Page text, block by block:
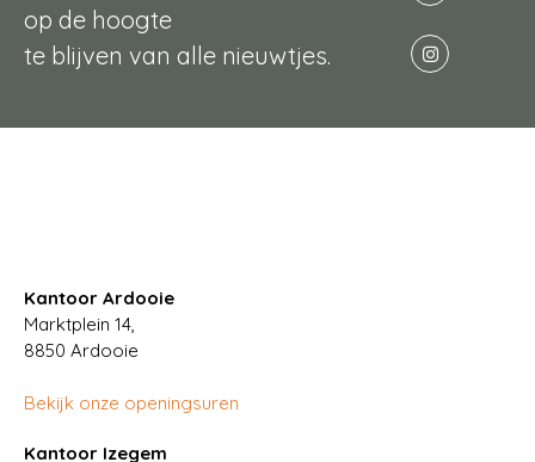
op de hoogte
te blijven van alle nieuwtjes.
Kantoor Ardooie
Marktplein 14,
8850 Ardooie
Bekijk onze openingsuren
Kantoor Izegem